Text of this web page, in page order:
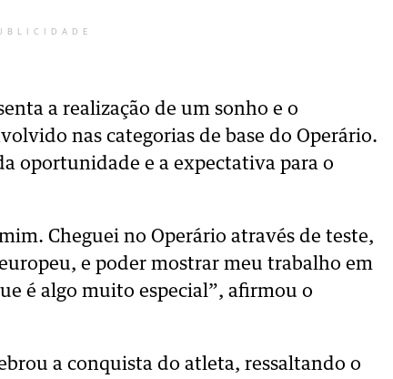
a realização de um sonho e o
nas categorias de base do Operário.
oportunidade e a expectativa para o
Cheguei no Operário através de teste,
e poder mostrar meu trabalho em
é algo muito especial”, afirmou o
a conquista do atleta, ressaltando o